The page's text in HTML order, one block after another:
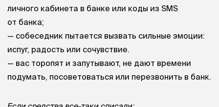
личного кабинета в банке или коды из SMS
от банка;
— собеседник пытается вызвать сильные эмоции:
испуг, радость или сочувствие.
— вас торопят и запутывают, не дают времени
подумать, посоветоваться или перезвонить в банк.